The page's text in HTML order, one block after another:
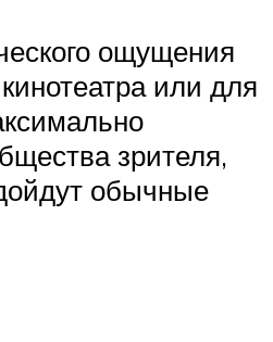
ощущения
или для
зрителя,
обычные